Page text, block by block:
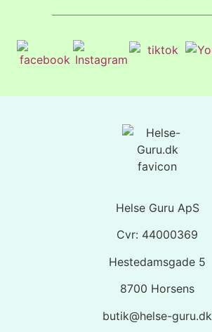
Helse Guru ApS
Cvr: 44000369
Hestedamsgade 5
8700 Horsens
butik@helse-guru.dk